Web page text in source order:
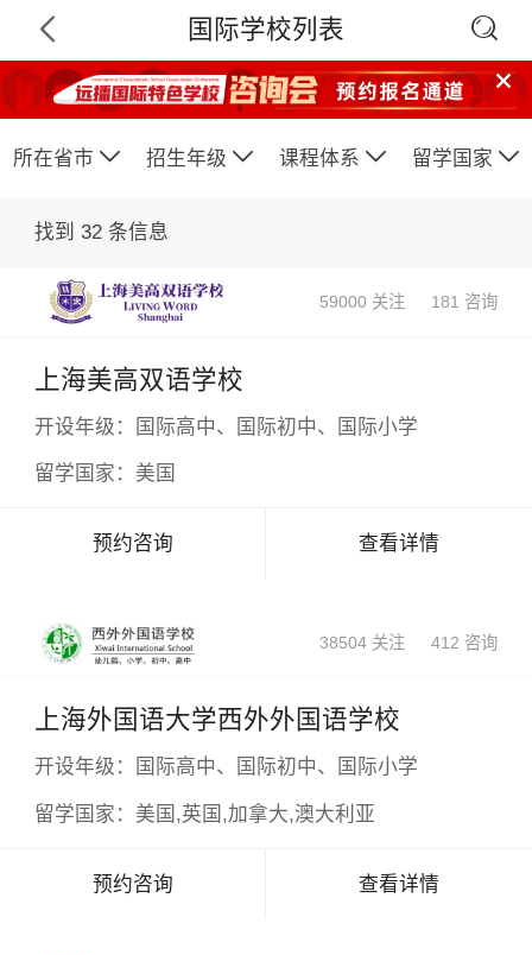
 国际学校列表 

所在省市  招生年级  课程体系  留学国家 
找到 32条信息
59000 关注 181 咨询
上海美高双语学校
开设年级： 国际高中、国际初中、国际小学
留学国家： 美国
预约咨询 查看详情
38504 关注 412 咨询
上海外国语大学西外外国语学校
开设年级： 国际高中、国际初中、国际小学
留学国家： 美国,英国,加拿大,澳大利亚
预约咨询 查看详情